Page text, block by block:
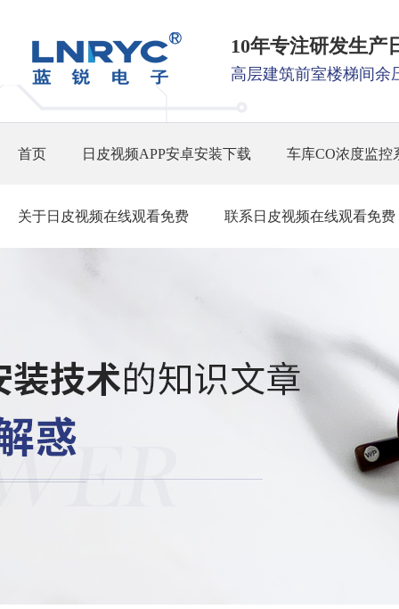
10年专注研发生产
高层建筑前室楼梯间余
首页 日皮视频APP安卓安装下载 车库CO浓度监控
关于日皮视频在线观看免费 联系日皮视频在线观看免费